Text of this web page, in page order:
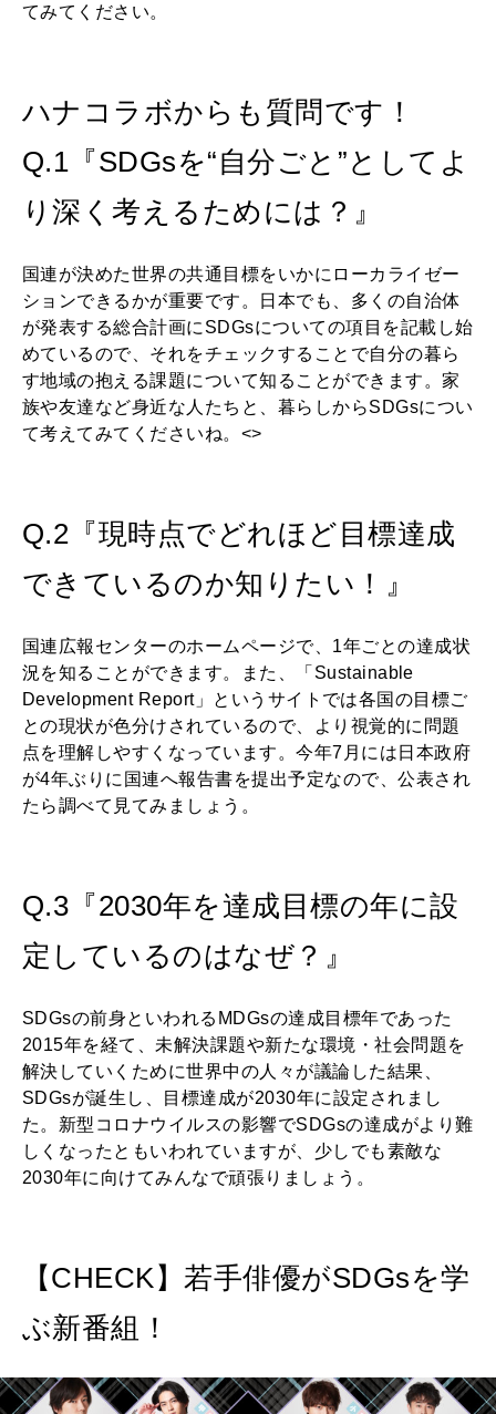
てみてください。
ハナコラボからも質問です！
Q.1『SDGsを“自分ごと”としてよ
り深く考えるためには？』
国連が決めた世界の共通目標をいかにローカライゼー
ションできるかが重要です。日本でも、多くの自治体
が発表する総合計画にSDGsについての項目を記載し始
めているので、それをチェックすることで自分の暮ら
す地域の抱える課題について知ることができます。家
族や友達など身近な人たちと、暮らしからSDGsについ
て考えてみてくださいね。<>
Q.2『現時点でどれほど目標達成
できているのか知りたい！』
国連広報センターのホームページで、1年ごとの達成状
況を知ることができます。また、「Sustainable
Development Report」というサイトでは各国の目標ご
との現状が色分けされているので、より視覚的に問題
点を理解しやすくなっています。今年7月には日本政府
が4年ぶりに国連へ報告書を提出予定なので、公表され
たら調べて見てみましょう。
Q.3『2030年を達成目標の年に設
定しているのはなぜ？』
SDGsの前身といわれるMDGsの達成目標年であった
2015年を経て、未解決課題や新たな環境・社会問題を
解決していくために世界中の人々が議論した結果、
SDGsが誕生し、目標達成が2030年に設定されまし
た。新型コロナウイルスの影響でSDGsの達成がより難
しくなったともいわれていますが、少しでも素敵な
2030年に向けてみんなで頑張りましょう。
【CHECK】若手俳優がSDGsを学
ぶ新番組！